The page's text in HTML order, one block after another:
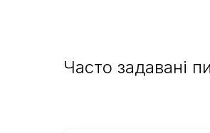
Часто задавані